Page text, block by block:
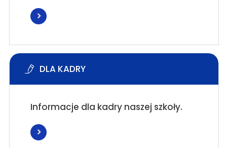
DLA KADRY
Informacje dla kadry naszej szkoły.